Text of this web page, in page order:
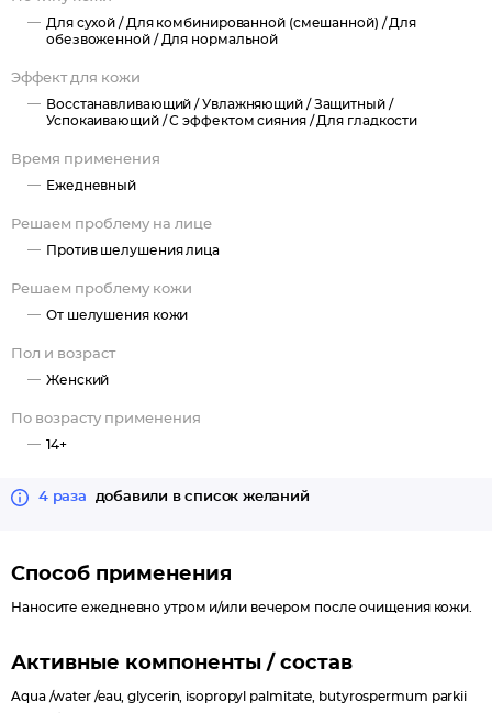
воздуха для оптимальной защиты формулы средства.
Экологичное производство средства на углеродно-
производства получены из зеленых источников.
Срок годности после вскрытия – 12 месяцев.
Активные компоненты:
гиалуроновая кислота (высоко- и низко-молекулярная),
полученная путем зеленых технологий, интенсивно
термальная вода La Roche-Posay – защищает кожу и
уменьшает чувство дискомфорта.
Подходит для сухой и нормальной кожи, в том числе с
признаками обезвоженности.
Для сухой / Для комбинированной (смешанной) /Для
обезвоженной / Для нормальной
Эффект для кожи
Восстанавливающий /Увлажняющий /Защитный /
Успокаивающий /С эффектом сияния /Для гладкости
Время применения
Ежедневный
Решаем проблему на лице
Против шелушения лица
Решаем проблему кожи
От шелушения кожи
Пол и возраст
Женский
По возрасту применения
14+
4 раза добавили в список желаний
Способ применения
Наносите ежедневно утром и/или вечером после очищения кожи.
Активные компоненты / состав
Aqua /water /eau, glycerin, isopropyl palmitate, butyrospermum parkii